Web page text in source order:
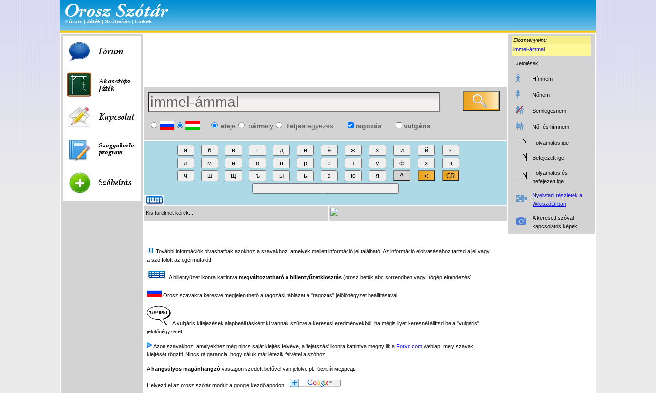
Fórum | Játék | Szóbeírás | Linkek
Előzményeim:
immel-ámmal
Jelölések:
Hímnem
Nőnem
Semlegesnem
Nő- és hímnem
Folyamatos ige
Befejezett ige
Folyamatos és
befejezett ige
Nyelvtani részletek a
Wikiszótárban
A keresett szóval
kapcsolatos képek
eleje bármely Teljes egyezés ragozás vulgáris
Kis türelmet kérek...
További információk olvashatóak azokhoz a szavakhoz, amelyek mellett információ jel található. Az információ elolvasásához tartsd a jel vagy
a szó fölött az egérmutatót!
A billentyűzet ikonra kattintva megváltoztatható a billentyűzetkiosztás (orosz betűk abc sorrendben vagy írógép elrendezés).
Orosz szavakra keresve megjeleníthető a ragozási táblázat a "ragozás" jelölőnégyzet beállításával.
A vulgáris kifejezések alapbeállításként ki vannak szűrve a keresési eredményekből, ha mégis ilyet keresnél állítsd be a "vulgáris"
jelölőnégyzetet.
Azon szavakhoz, amelyekhez még nincs saját kiejtés felvéve, a 'lejátszás' ikonra kattintva megnyílik a Forvo.com weblap, mely szavak
kiejtését rögzíti. Nincs rá garancia, hogy náluk már létezik felvétel a szóhoz.
Ahangsúlyos magánhangzó vastagon szedett betűvel van jelölve pl.: белый медведь
Helyezd el az orosz szótár modult a google kezdőlapodon